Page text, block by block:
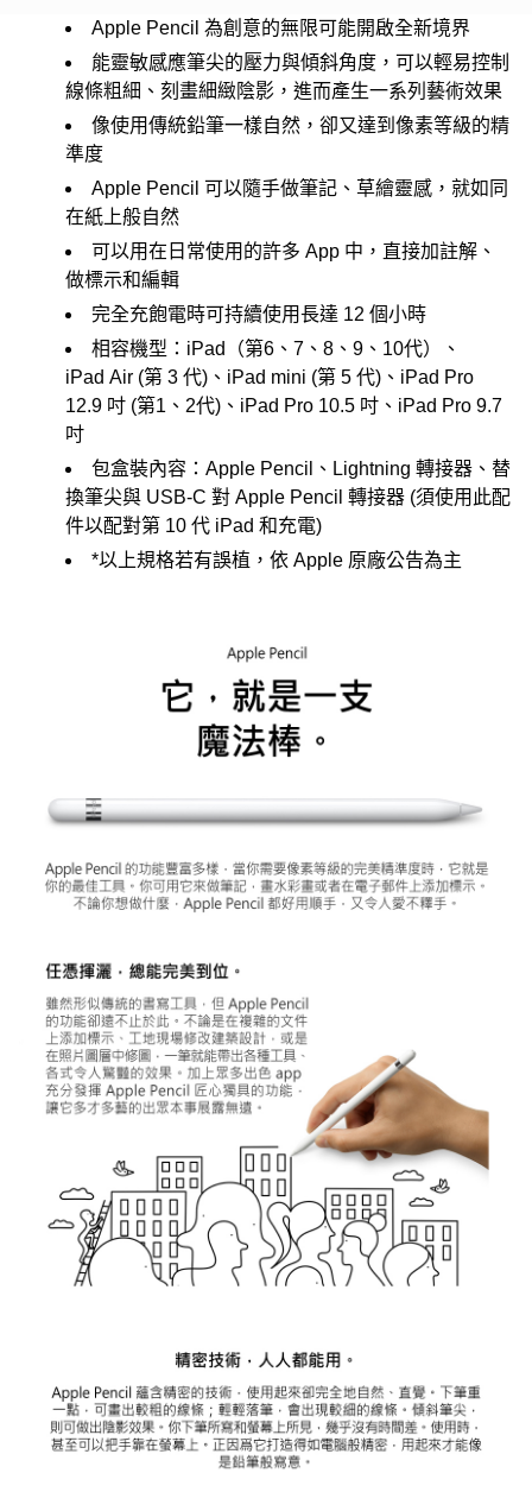
Apple Pencil 為創意的無限可能開啟全新境界
能靈敏感應筆尖的壓力與傾斜角度，可以輕易控制
線條粗細、刻畫細緻陰影，進而產生一系列藝術效果
像使用傳統鉛筆一樣自然，卻又達到像素等級的精
準度
Apple Pencil 可以隨手做筆記、草繪靈感，就如同
在紙上般自然
可以用在日常使用的許多 App 中，直接加註解、
做標示和編輯
完全充飽電時可持續使用長達 12 個小時
相容機型：iPad（第6、7、8、9、10代）、
iPad Air (第 3 代)、iPad mini (第 5 代)、iPad Pro
12.9 吋 (第1、2代)、iPad Pro 10.5 吋、iPad Pro 9.7
吋
包盒裝內容：Apple Pencil、Lightning 轉接器、替
換筆尖與 USB-C 對 Apple Pencil 轉接器 (須使用此配
件以配對第 10 代 iPad 和充電)
*以上規格若有誤植，依 Apple 原廠公告為主